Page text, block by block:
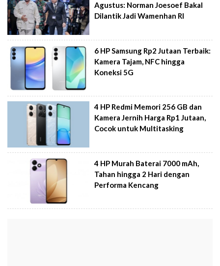
Agustus: Norman Joesoef Bakal
Dilantik Jadi Wamenhan RI
6 HP Samsung Rp2 Jutaan Terbaik:
Kamera Tajam, NFC hingga
Koneksi 5G
4 HP Redmi Memori 256 GB dan
Kamera Jernih Harga Rp1 Jutaan,
Cocok untuk Multitasking
4 HP Murah Baterai 7000 mAh,
Tahan hingga 2 Hari dengan
Performa Kencang